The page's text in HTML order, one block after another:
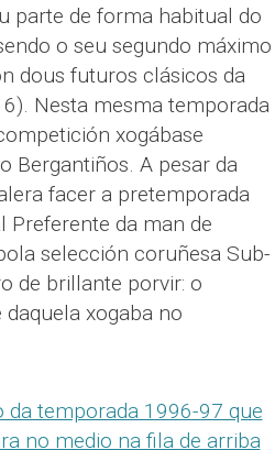
parte de forma habitual do
o seu segundo máximo
dous futuros clásicos da
Nesta mesma temporada
xogábase
Bergantiños. A pesar da
facer a pretemporada
Preferente da man de
selección coruñesa Sub-
de brillante porvir: o
xogaba no